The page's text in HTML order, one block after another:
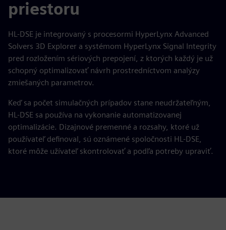
priestoru
HL-DSE je integrovaný s procesormi HyperLynx Advanced
Solvers 3D Explorer a systémom HyperLynx Signal Integrity
pred rozložením sériových prepojení, z ktorých každý je už
schopný optimalizovať návrh prostredníctvom analýzy
zmiešaných parametrov.
Keď sa počet simulačných prípadov stane neudržateľným,
HL-DSE sa používa na vykonanie automatizovanej
optimalizácie. Dizajnové premenné a rozsahy, ktoré už
používateľ definoval, sú oznámené spoločnosti HL-DSE,
ktoré môže užívateľ skontrolovať a podľa potreby upraviť.